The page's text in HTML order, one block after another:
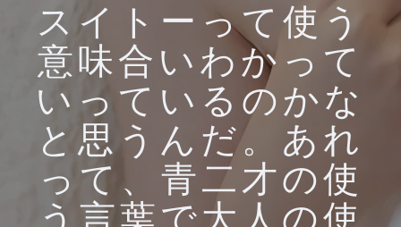
ス
キ
ッ
プ
スイトーって使う
意味合いわかって
いっているのかな
と思うんだ。あれ
って、青二才の使
う言葉で大人の使